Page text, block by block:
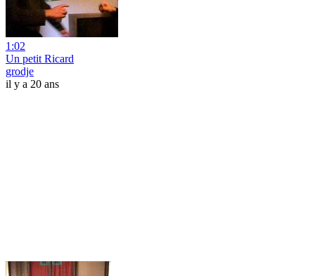
1:02
Un petit Ricard
grodje
il y a 20 ans